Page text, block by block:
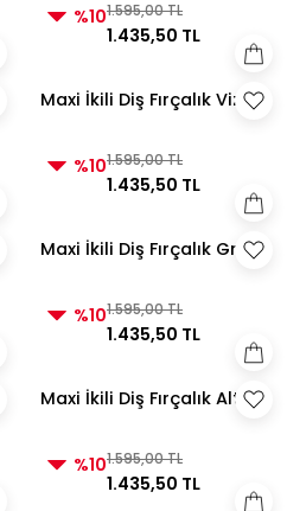
%101.595,00 TL
1.435,50 TL
Maxi İkili Diş Fırçalık Vizon
%101.595,00 TL
1.435,50 TL
Maxi İkili Diş Fırçalık Gri
%101.595,00 TL
1.435,50 TL
Maxi İkili Diş Fırçalık Altın
%101.595,00 TL
1.435,50 TL